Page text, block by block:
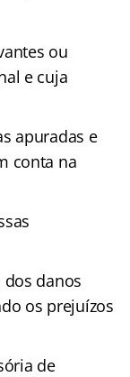
ou
e cuja
apuradas e
conta na
danos
os prejuízos
de